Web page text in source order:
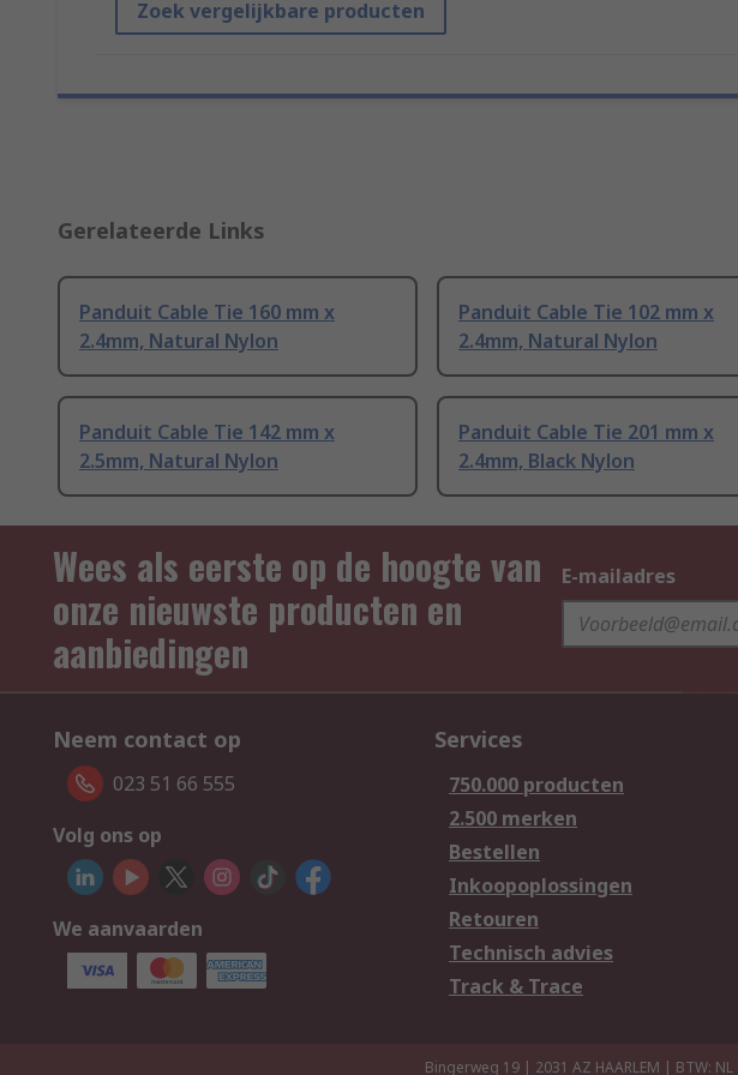
Zoek vergelijkbare producten
Gerelateerde Links
Panduit Cable Tie 160 mm x
2.4mm, Natural Nylon
Panduit Cable Tie 102 mm x
2.4mm, Natural Nylon
Panduit Cable Tie 142 mm x
2.5mm, Natural Nylon
Panduit Cable Tie 201 mm x
2.4mm, Black Nylon
Wees als eerste op de hoogte van
onze nieuwste producten en
aanbiedingen
E-mailadres
Neem contact op
023 51 66 555
Volg ons op
We aanvaarden
Services
750.000 producten
2.500 merken
Bestellen
Inkoopoplossingen
Retouren
Technisch advies
Track & Trace
Bingerweg 19 | 2031 AZ HAARLEM | BTW: